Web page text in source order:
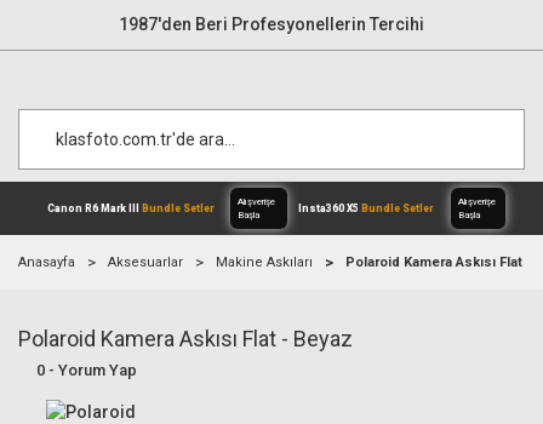
1987'den Beri Profesyonellerin Tercihi
Canon R6 Mark III Bundle Setler
Anasayfa Aksesuarlar Makine Askıları Polaroid Kamera Askısı Flat -
Polaroid Kamera Askısı Flat - Beyaz
0 - Yorum Yap